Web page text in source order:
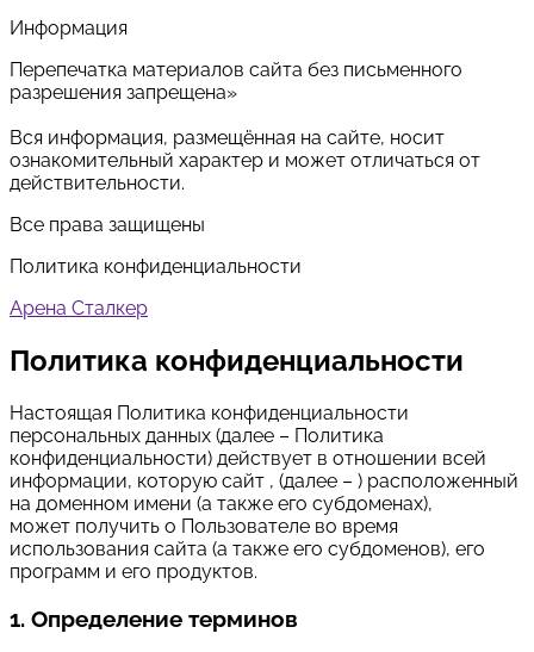
Информация
Перепечатка материалов сайта без письменного
разрешения запрещена»
Вся информация, размещённая на сайте, носит
ознакомительный характер и может отличаться от
действительности.
Все права защищены
Политика конфиденциальности
Арена Сталкер
Политика конфиденциальности
Настоящая Политика конфиденциальности
персональных данных (далее – Политика
конфиденциальности) действует в отношении всей
информации, которую сайт , (далее – ) расположенный
на доменном имени (а также его субдоменах),
может получить о Пользователе во время
использования сайта (а также его субдоменов), его
программ и его продуктов.
1. Определение терминов